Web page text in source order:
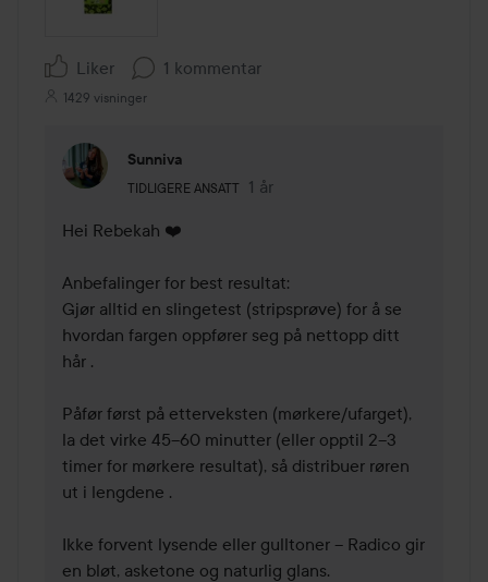
Liker 1 kommentar
1429 visninger
Sunniva
TIDLIGERE ANSATT
Brukerens rolle: Tidligere ansatt.
1 år
Kommentaren lades 1 år
Hei Rebekah ❤️
Anbefalinger for best resultat:
Gjør alltid en slingetest (stripsprøve) for å se
hvordan fargen oppfører seg på nettopp ditt
hår .
Påfør først på etterveksten (mørkere/ufarget),
la det virke 45–60 minutter (eller opptil 2–3
timer for mørkere resultat), så distribuer røren
ut i lengdene .
Ikke forvent lysende eller gulltoner – Radico gir
en bløt, asketone og naturlig glans.